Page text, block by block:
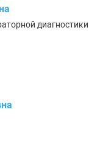
диагностики